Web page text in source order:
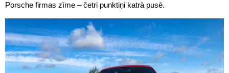
Porsche firmas zīme – četri punktiņi katrā pusē.